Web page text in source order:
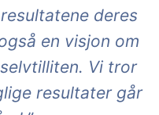
deres
en visjon om
Vi tror
resultater går